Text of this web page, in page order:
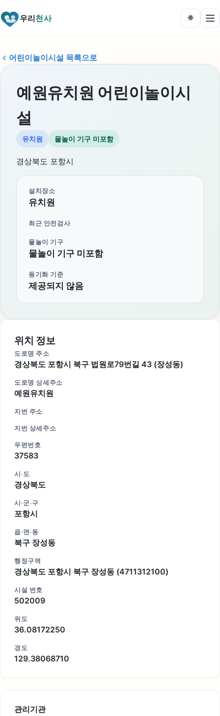
우리천사 🌐
어린이놀이시설 목록으로
예원유치원 어린이놀이시
설
유치원 물놀이 기구 미포함
경상북도 포항시
설치장소
유치원
최근 안전검사
물놀이 기구
물놀이 기구 미포함
동기화 기준
제공되지 않음
위치 정보
도로명 주소
경상북도 포항시 북구 법원로79번길 43 (장성동)
도로명 상세주소
예원유치원
지번 주소
지번 상세주소
우편번호
37583
시·도
경상북도
시·군·구
포항시
읍·면·동
북구 장성동
행정구역
경상북도 포항시 북구 장성동 (4711312100)
시설 번호
502009
위도
36.08172250
경도
129.38068710
관리기관